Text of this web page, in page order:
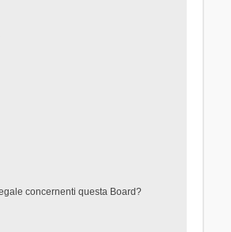
concernenti questa Board?